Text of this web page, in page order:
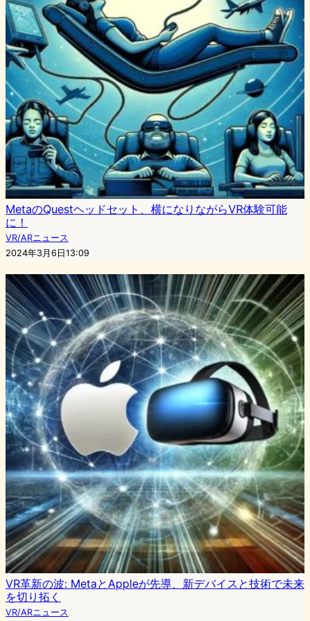
MetaのQuestヘッドセット、横になりながらVR体験可能
に！
VR/ARニュース
2024年3月6日13:09
VR革新の波: MetaとAppleが先導、新デバイスと技術で未来
を切り拓く
VR/ARニュース